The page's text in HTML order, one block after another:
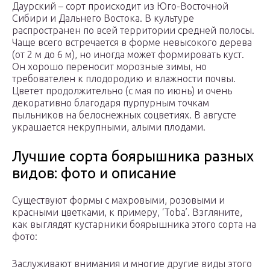
Даурский – сорт происходит из Юго-Восточной
Сибири и Дальнего Востока. В культуре
распространен по всей территории средней полосы.
Чаще всего встречается в форме невысокого дерева
(от 2 м до 6 м), но иногда может формировать куст.
Он хорошо переносит морозные зимы, но
требователен к плодородию и влажности почвы.
Цветет продолжительно (с мая по июнь) и очень
декоративно благодаря пурпурным точкам
пыльников на белоснежных соцветиях. В августе
украшается некрупными, алыми плодами.
Лучшие сорта боярышника разных
видов: фото и описание
Существуют формы с махровыми, розовыми и
красными цветками, к примеру, ‘Тоbа’. Взгляните,
как выглядят кустарники боярышника этого сорта на
фото:
Заслуживают внимания и многие другие виды этого